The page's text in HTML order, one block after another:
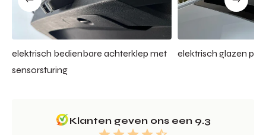
elektrisch bedienbare achterklep met
sensorsturing
elektrisch glazen
Klanten geven ons een 9.3